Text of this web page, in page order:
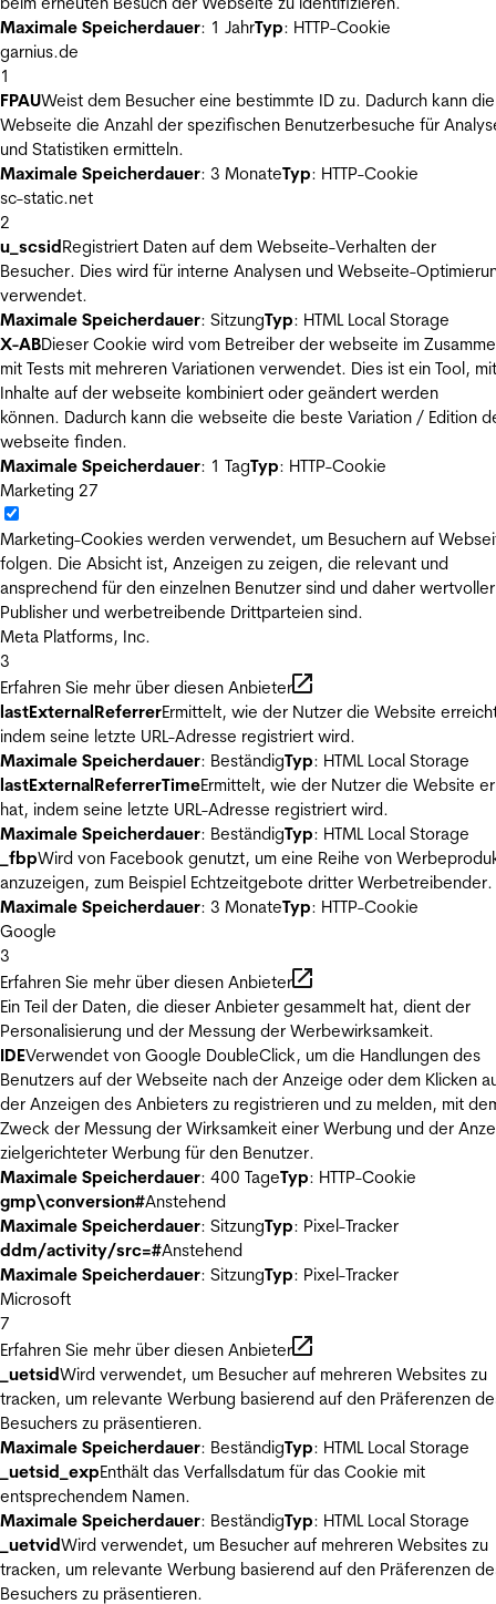
Maximale Speicherdauer: 1 JahrTyp: HTTP-Cookie
garnius.de
1
FPAUWeist dem Besucher eine bestimmte ID zu. Dadurch kann die
Webseite die Anzahl der spezifischen Benutzerbesuche für
und Statistiken ermitteln.
Maximale Speicherdauer: 3 MonateTyp: HTTP-Cookie
sc-static.net
2
u_scsidRegistriert Daten auf dem Webseite-Verhalten der
Besucher. Dies wird für interne Analysen und Webseite-
verwendet.
Maximale Speicherdauer: SitzungTyp: HTML Local Storage
X-ABDieser Cookie wird vom Betreiber der webseite im
mit Tests mit mehreren Variationen verwendet. Dies ist ein Tool,
Inhalte auf der webseite kombiniert oder geändert werden
können. Dadurch kann die webseite die beste Variation / Edition
webseite finden.
Maximale Speicherdauer: 1 TagTyp: HTTP-Cookie
Marketing 27
Marketing-Cookies werden verwendet, um Besuchern auf
folgen. Die Absicht ist, Anzeigen zu zeigen, die relevant und
ansprechend für den einzelnen Benutzer sind und daher
Publisher und werbetreibende Drittparteien sind.
Meta Platforms, Inc.
3
Erfahren Sie mehr über diesen Anbieter
lastExternalReferrerErmittelt, wie der Nutzer die Website
indem seine letzte URL-Adresse registriert wird.
Maximale Speicherdauer: BeständigTyp: HTML Local Storage
lastExternalReferrerTimeErmittelt, wie der Nutzer die Website
hat, indem seine letzte URL-Adresse registriert wird.
Maximale Speicherdauer: BeständigTyp: HTML Local Storage
_fbpWird von Facebook genutzt, um eine Reihe von
anzuzeigen, zum Beispiel Echtzeitgebote dritter Werbetreibender.
Maximale Speicherdauer: 3 MonateTyp: HTTP-Cookie
Google
3
Erfahren Sie mehr über diesen Anbieter
Ein Teil der Daten, die dieser Anbieter gesammelt hat, dient der
Personalisierung und der Messung der Werbewirksamkeit.
IDEVerwendet von Google DoubleClick, um die Handlungen des
Benutzers auf der Webseite nach der Anzeige oder dem Klicken
der Anzeigen des Anbieters zu registrieren und zu melden, mit
Zweck der Messung der Wirksamkeit einer Werbung und der
zielgerichteter Werbung für den Benutzer.
Maximale Speicherdauer: 400 TageTyp: HTTP-Cookie
gmp\conversion#Anstehend
Maximale Speicherdauer: SitzungTyp: Pixel-Tracker
ddm/activity/src=#Anstehend
Maximale Speicherdauer: SitzungTyp: Pixel-Tracker
Microsoft
7
Erfahren Sie mehr über diesen Anbieter
_uetsidWird verwendet, um Besucher auf mehreren Websites zu
tracken, um relevante Werbung basierend auf den Präferenzen
Besuchers zu präsentieren.
Maximale Speicherdauer: BeständigTyp: HTML Local Storage
_uetsid_expEnthält das Verfallsdatum für das Cookie mit
entsprechendem Namen.
Maximale Speicherdauer: BeständigTyp: HTML Local Storage
_uetvidWird verwendet, um Besucher auf mehreren Websites zu
tracken, um relevante Werbung basierend auf den Präferenzen
Besuchers zu präsentieren.